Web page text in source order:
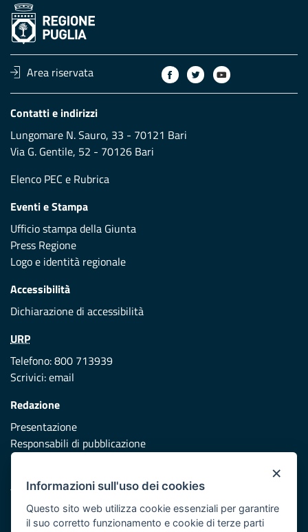
Area riservata
Contatti e indirizzi
Lungomare N. Sauro, 33 - 70121 Bari
Via G. Gentile, 52 - 70126 Bari
Elenco PEC e Rubrica
Eventi e Stampa
Ufficio stampa della Giunta
Press Regione
Logo e identità regionale
Accessibilità
Dichiarazione di accessibilità
URP
Telefono: 800 713939
Scrivici:email
Redazione
Presentazione
Responsabili di pubblicazione
Vai al sito di Protezione Civile Puglia
Iniziativa finanziata con risorse del POR Puglia 2014/2020 -
×
Informazioni sull'uso dei cookies
Questo sito web utilizza cookie essenziali per garantire
il suo corretto funzionamento e cookie di terze parti